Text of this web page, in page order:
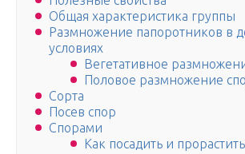
Общая характеристика группы
Размножение папоротников в
условиях
Вегетативное
Половое размножение
Сорта
Посев спор
Спорами
Как посадить и